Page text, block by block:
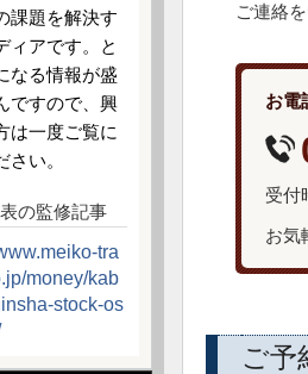
ご連絡
お電
受付
お気
ご予
課題を解決す
ィアです。と
なる情報が盛
ですので、興
は一度ご覧に
さい。
の監修記事
tra
money/kab
stock-os